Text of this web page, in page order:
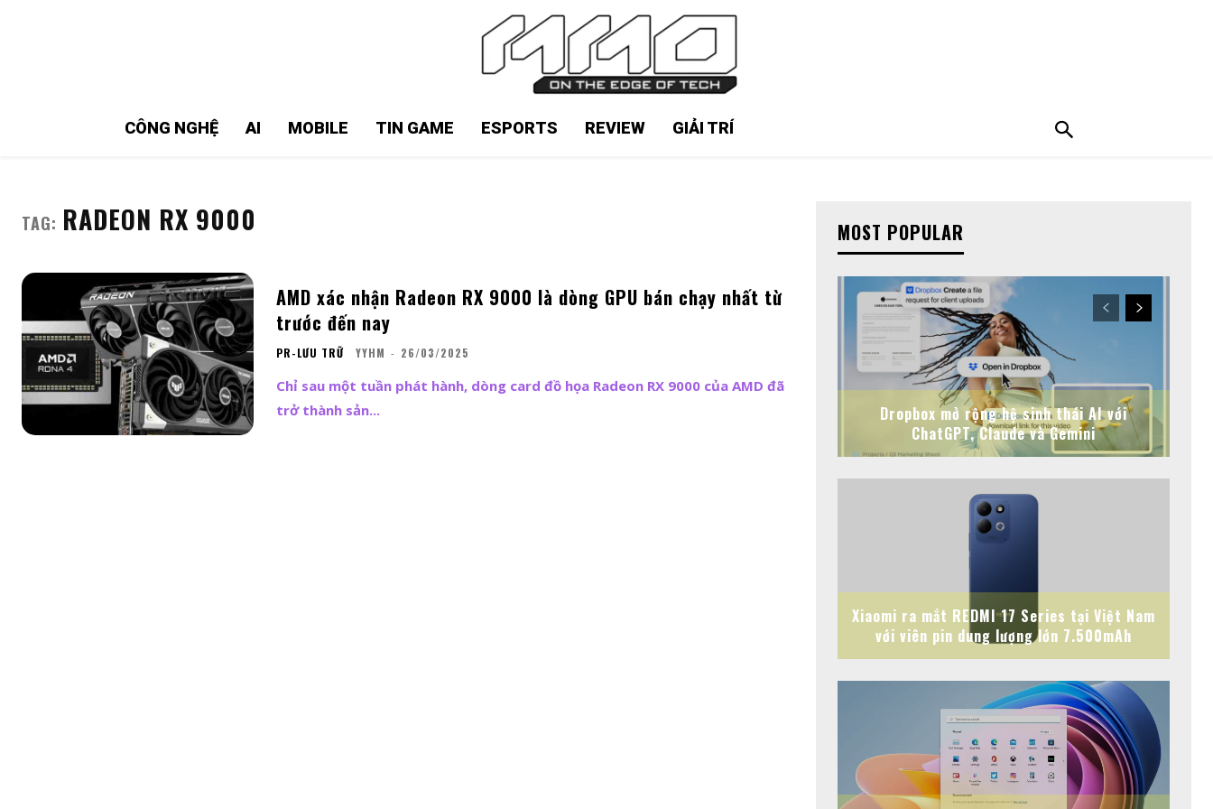
CÔNG NGHỆ AI MOBILE TIN GAME ESPORTS REVIEW GIẢI TRÍ
TAG: RADEON RX 9000
AMD xác nhận Radeon RX 9000 là dòng GPU bán chạy nhất từ
trước đến nay
PR-LƯU TRỮ YYHM - 26/03/2025
Chỉ sau một tuần phát hành, dòng card đồ họa Radeon RX 9000 của AMD đã
trở thành sản...
MOST POPULAR
Dropbox mở rộng hệ sinh thái AI với
ChatGPT, Claude và Gemini
Xiaomi ra mắt REDMI 17 Series tại Việt Nam
với viên pin dung lượng lớn 7.500mAh